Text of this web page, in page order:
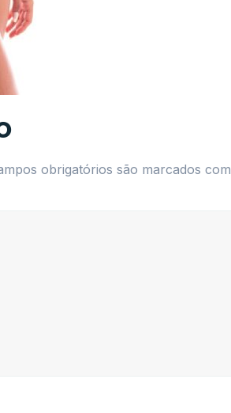
obrigatórios são marcados com